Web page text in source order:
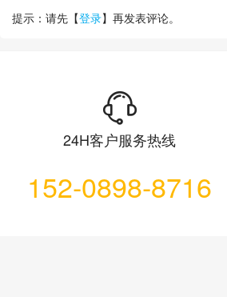
提示：请先【登录】再发表评论。
24H客户服务热线
152-0898-8716